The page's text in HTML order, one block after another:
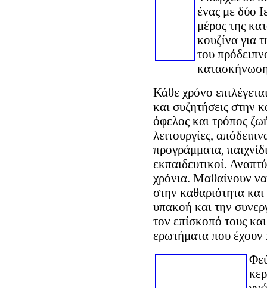
ένας με δύο
μέρος της
κουζίνα για
του
Κάθε χρόνο
και συζητήσεις στην
όφελος και τρόπος
λειτουργίες,
προγράμματα,
εκπαιδευτικοί.
χρόνια. Μαθαίνουν
στην καθαριότητα
υπακοή και την
τον επίσκοπό τους
ερωτήματα που έχουν